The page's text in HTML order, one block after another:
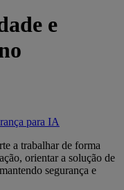
e
para IA
a trabalhar de forma
orientar a solução de
segurança e